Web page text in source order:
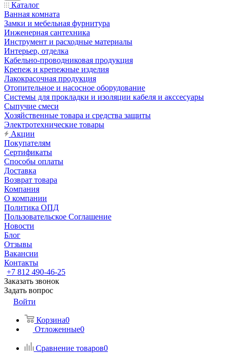
Каталог
Ванная комната
Замки и мебельная фурнитура
Инженерная сантехника
Инструмент и расходные материалы
Интерьер, отделка
Кабельно-проводниковая продукция
Крепеж и крепежные изделия
Лакокрасочная продукция
Отопительное и насосное оборудование
Системы для прокладки и изоляции кабеля и акссесуары
Сыпучие смеси
Хозяйственные товара и средства защиты
Электротехнические товары
Акции
Покупателям
Сертификаты
Способы оплаты
Доставка
Возврат товара
Компания
О компании
Политика ОПД
Пользовательское Соглашение
Новости
Блог
Отзывы
Вакансии
Контакты
+7 812 490-46-25
Заказать звонок
Задать вопрос
Войти
Корзина0
Отложенные0
Сравнение товаров0